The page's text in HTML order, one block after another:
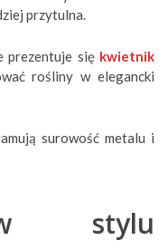
przytulna.
prezentuje się kwietnik
rośliny w elegancki
surowość metalu i
stylu